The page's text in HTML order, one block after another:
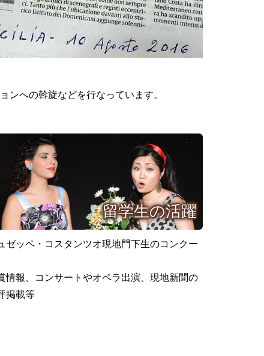
ンへの斡旋などを行なっています。
留学生の活躍
ゼッペ・コスタンツオ現地門下生のコンクー
情報、コンサートやオペラ出演、現地新聞の
掲載等